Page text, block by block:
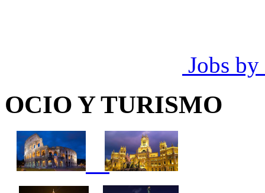
Jobs by
OCIO Y TURISMO